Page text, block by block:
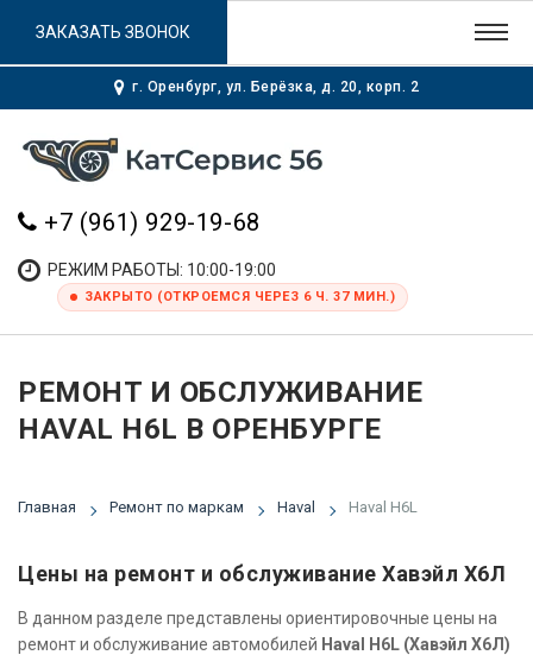
г. Оренбург, ул. Берёзка, д. 20, корп. 2
+7 (961) 929-19-68
РЕЖИМ РАБОТЫ: 10:00-19:00
ЗАКРЫТО (ОТКРОЕМСЯ ЧЕРЕЗ 6 Ч. 37 МИН.)
ЗАКАЗАТЬ ЗВОНОК
РЕМОНТ И ОБСЛУЖИВАНИЕ
HAVAL H6L В ОРЕНБУРГЕ
Главная Ремонт по маркам Haval Haval H6L
Цены на ремонт и обслуживание Хавэйл Х6Л
В данном разделе представлены ориентировочные цены на
ремонт и обслуживание автомобилей Haval H6L (Хавэйл Х6Л)